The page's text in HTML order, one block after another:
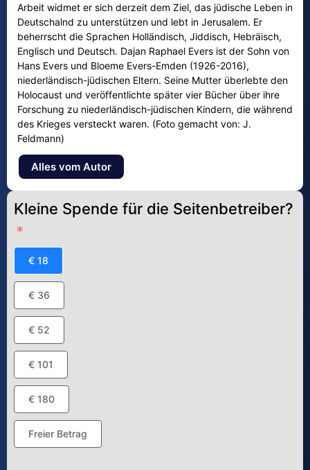
Arbeit widmet er sich derzeit dem Ziel, das jüdische Leben in
Deutschalnd zu unterstützen und lebt in Jerusalem. Er
beherrscht die Sprachen Holländisch, Jiddisch, Hebräisch,
Englisch und Deutsch. Dajan Raphael Evers ist der Sohn von
Hans Evers und Bloeme Evers-Emden (1926-2016),
niederländisch-jüdischen Eltern. Seine Mutter überlebte den
Holocaust und veröffentlichte später vier Bücher über ihre
Forschung zu niederländisch-jüdischen Kindern, die während
des Krieges versteckt waren. (Foto gemacht von: J.
Feldmann)
Alles vom Autor
Kleine Spende für die Seitenbetreiber?
€ 18
€ 36
€ 52
€ 101
€ 180
Freier Betrag